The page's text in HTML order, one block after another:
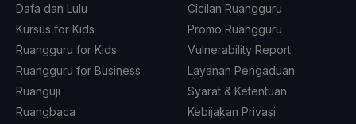
Dafa dan Lulu
Kursus for Kids
Ruangguru for Kids
Ruangguru for Business
Ruanguji
Ruangbaca
Cicilan Ruangguru
Promo Ruangguru
Vulnerability Report
Layanan Pengaduan
Syarat & Ketentuan
Kebijakan Privasi